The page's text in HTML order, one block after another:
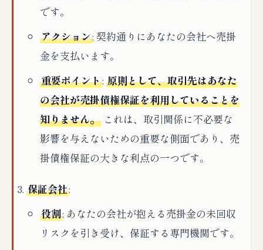
です。
アクション: 契約通りにあなたの会社へ売掛
金を支払います。
重要ポイント: 原則として、取引先はあなた
の会社が売掛債権保証を利用していることを
知りません。これは、取引関係に不必要な
影響を与えないための重要な側面であり、売
掛債権保証の大きな利点の一つです。
保証会社:
役割: あなたの会社が抱える売掛金の未回収
リスクを引き受け、保証する専門機関です。